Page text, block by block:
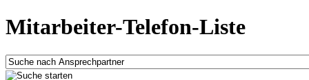
Mitarbeiter-Telefon-Liste